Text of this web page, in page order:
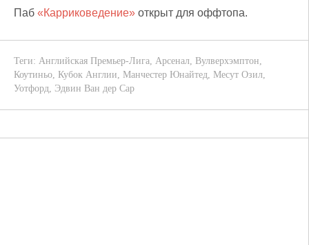
Паб «Карриковедение» открыт для оффтопа.
Теги: Английская Премьер-Лига, Арсенал, Вулверхэмптон,
Коутиньо, Кубок Англии, Манчестер Юнайтед, Месут Озил,
Уотфорд, Эдвин Ван дер Сар